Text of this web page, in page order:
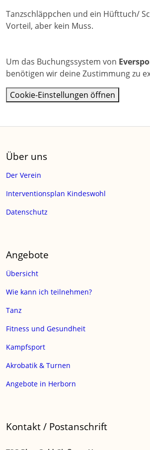
Tanzschläppchen und ein Hüfttuch/
Vorteil, aber kein Muss.
Um das Buchungssystem von
benötigen wir deine Zustimmung zu
Cookie-Einstellungen öffnen
Über uns
Der Verein
Interventionsplan Kindeswohl
Datenschutz
Angebote
Übersicht
Wie kann ich teilnehmen?
Tanz
Fitness und Gesundheit
Kampfsport
Akrobatik & Turnen
Angebote in Herborn
Kontakt / Postanschrift